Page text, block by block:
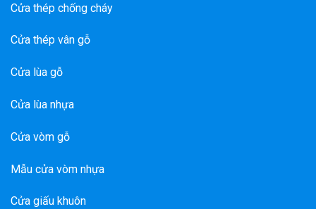
Cửa thép chống cháy
Cửa thép vân gỗ
Cửa lùa gỗ
Cửa lùa nhựa
Cửa vòm gỗ
Mẫu cửa vòm nhựa
Cửa giấu khuôn